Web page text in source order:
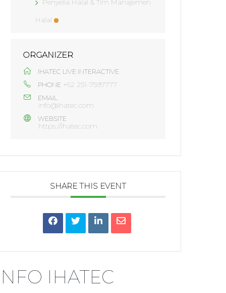
Penyelia Halal & Tim Manajemen
Halal
ORGANIZER
IHATEC LIVE INTERACTIVE
PHONE +62 251-7597777
EMAIL
info@ihatec.com
WEBSITE
https://ihatec.com
SHARE THIS EVENT
IHATEC